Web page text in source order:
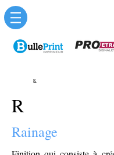
R
R
Rainage